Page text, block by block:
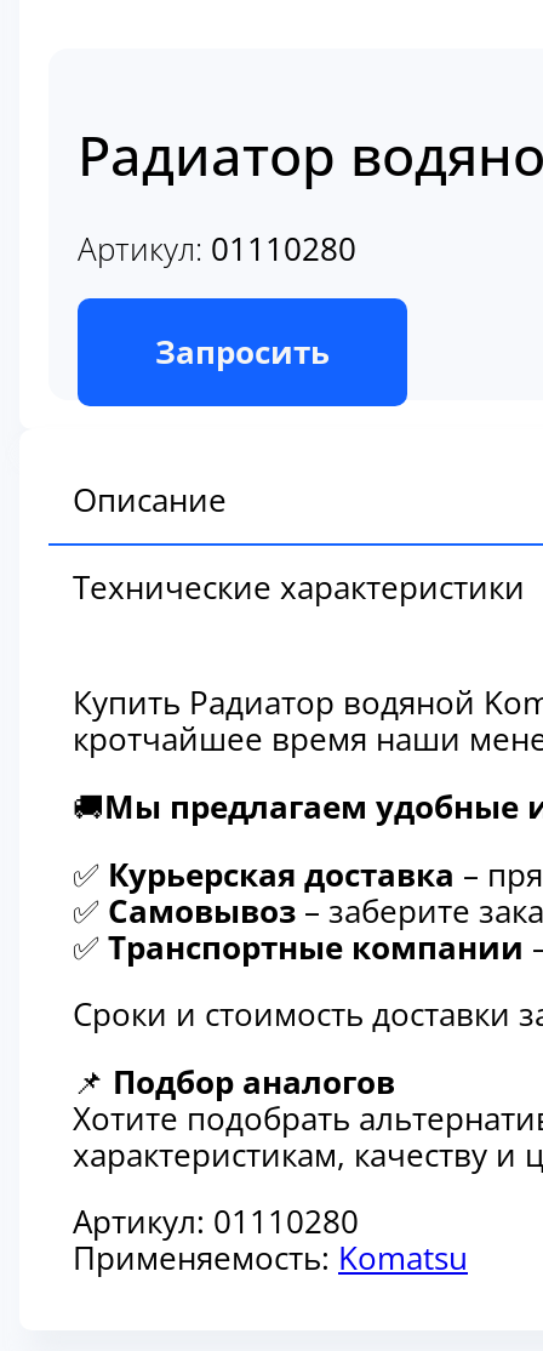
Радиатор
Артикул: 01110280
В наличии
Запросить
Описание
Технические характеристики
Купить Радиатор водяной
кротчайшее время наши
🚚Мы предлагаем удобные
✅ Курьерская доставка –
✅ Самовывоз – заберите
✅ Транспортные компании
Сроки и стоимость доставки
📌 Подбор аналогов
Хотите подобрать
характеристикам, качеству
Артикул: 01110280
Применяемость: Komatsu